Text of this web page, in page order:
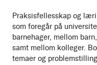
Praksisfellesskap og
som foregår på
barnehager, mellom
samt mellom kolleger.
temaer og